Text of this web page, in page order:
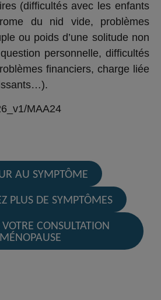
(difficultés avec les enfants
du nid vide, problèmes
ou poids d’une solitude non
personnelle, difficultés
financiers, charge liée
MAA24
AU SYMPTÔME
PLUS DE SYMPTÔMES
VOTRE CONSULTATION
MÉNOPAUSE